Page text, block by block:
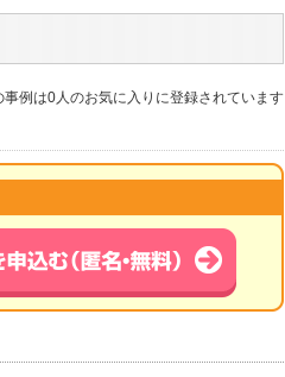
事例は0人のお気に入りに登録されています